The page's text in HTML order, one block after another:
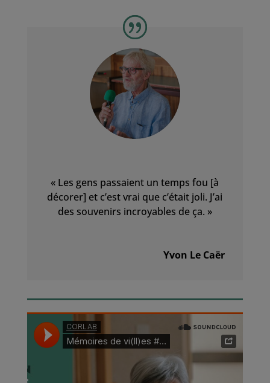
« Les gens passaient un temps fou [à
décorer] et c’est vrai que c’était joli. J’ai
des souvenirs incroyables de ça. »
Yvon Le Caër